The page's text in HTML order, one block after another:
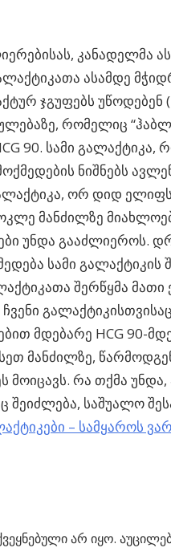
კანადელმა
ასამდე
ჯგუფებს უწოდებენ
რომელიც
90. სამი
ნიშნებს
ორ დიდ
მანძილზე
უნდა გააძლიეროს.
სამი გალაქტიკის
შერწყმა
მდებარე HCG 90-
მანძილზე,
რა თქმა უნდა,
შეიძლება, საშუალო
– სამყაროს
არ იყო.